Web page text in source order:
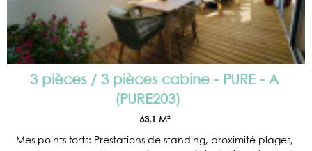
3 pièces / 3 pièces cabine - PURE - A
( PURE203)
63.1 M²
Mes points forts: Prestations de standing, proximité plages,